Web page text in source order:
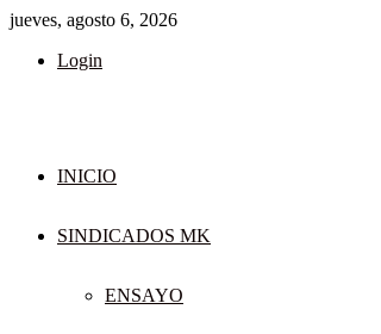
jueves, agosto 6, 2026
Login
INICIO
SINDICADOS MK
ENSAYO